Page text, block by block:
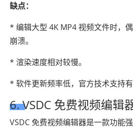
缺点：
* 编辑大型 4K MP4 视频文件时，
崩溃。
* 渲染速度相对较慢。
* 软件更新频率低，官方技术支持有
6. VSDC 免费视频编辑
VSDC 免费视频编辑器是一款功能